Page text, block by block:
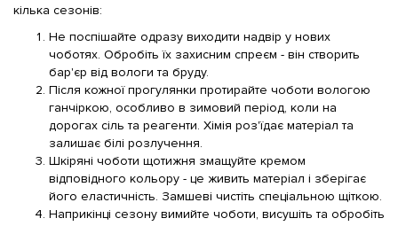
кілька сезонів:
Не поспішайте одразу виходити надвір у нових
чоботях. Обробіть їх захисним спреєм - він створить
бар'єр від вологи та бруду.
Після кожної прогулянки протирайте чоботи вологою
ганчіркою, особливо в зимовий період, коли на
дорогах сіль та реагенти. Хімія роз'їдає матеріал та
залишає білі розлучення.
Шкіряні чоботи щотижня змащуйте кремом
відповідного кольору - це живить матеріал і зберігає
його еластичність. Замшеві чистіть спеціальною щіткою.
Наприкінці сезону вимийте чоботи, висушіть та обробіть